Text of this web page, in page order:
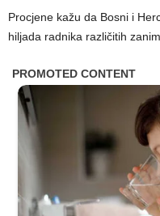
Procjene kažu da Bosni i
hiljada radnika različitih